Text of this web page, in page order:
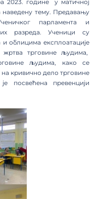
2023. године у матичној
тему. Предавању
парламента и
разреда. Ученици су
и облицима експлоатације
трговине људима,
људима, како се
кривично дело трговине
посвећена превенцији